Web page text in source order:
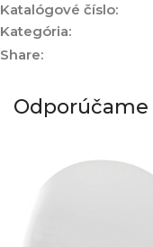
Katalógové číslo:
Kategória:
Share:
Odporúčame